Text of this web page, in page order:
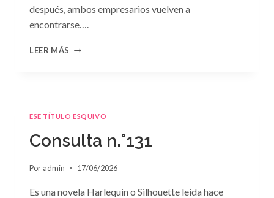
después, ambos empresarios vuelven a
encontrarse….
LEER MÁS CONSULTA
ESE TÍTULO ESQUIVO
Consulta n.°131
Por admin 17/06/2026
Es una novela Harlequin o Silhouette leída hace